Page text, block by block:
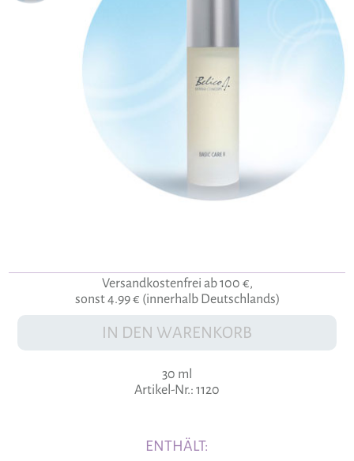
Versandkostenfrei ab 100 €,
sonst 4.99 € (innerhalb Deutschlands)
IN DEN WARENKORB
30 ml
Artikel-Nr.: 1120
ENTHÄLT: